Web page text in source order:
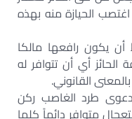
الحيازة منه بهذه
يكون رافعها مالكا
أي أن تتوافر له
بالمعنى القانوني.
طرد الغاصب ركن
متوافر دائماً كلما